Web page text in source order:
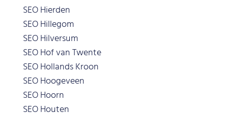
SEO Hierden
SEO Hillegom
SEO Hilversum
SEO Hof van Twente
SEO Hollands Kroon
SEO Hoogeveen
SEO Hoorn
SEO Houten